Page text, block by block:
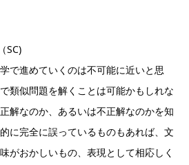
SC)
で進めていくのは不可能に近いと思
類似問題を解くことは可能かもしれな
解なのか、あるいは不正解なのかを知
に完全に誤っているものもあれば、文
がおかしいもの、表現として相応しく